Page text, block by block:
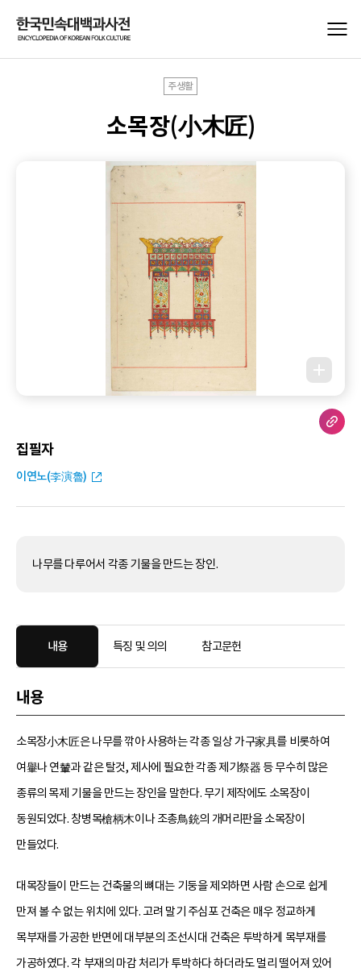
주생활
소목장(小木匠)
집필자
이연노(李演魯)
나무를 다루어서 각종 기물을 만드는 장인.
내용 특징 및 의의 참고문헌
내용
소목장小木匠은 나무를 깎아 사용하는 각종 일상 가구家具를 비롯하여
여轝나 연輦과 같은 탈것, 제사에 필요한 각종 제기祭器 등 무수히 많은
종류의 목제 기물을 만드는 장인을 말한다. 무기 제작에도 소목장이
동원되었다. 창병목槍柄木이나 조총鳥銃의 개머리판을 소목장이
만들었다.
대목장들이 만드는 건축물의 뼈대는 기둥을 제외하면 사람 손으로 쉽게
만져 볼 수 없는 위치에 있다. 고려 말기 주심포 건축은 매우 정교하게
목부재를 가공한 반면에 대부분의 조선시대 건축은 투박하게 목부재를
가공하였다. 각 부재의 마감 처리가 투박하다 하더라도 멀리 떨어져 있어